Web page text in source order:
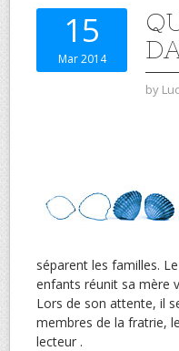
15
Mar 2014
by
séparent les familles.
enfants réunit sa mère
Lors de son attente, il
membres de la fratrie,
lecteur .